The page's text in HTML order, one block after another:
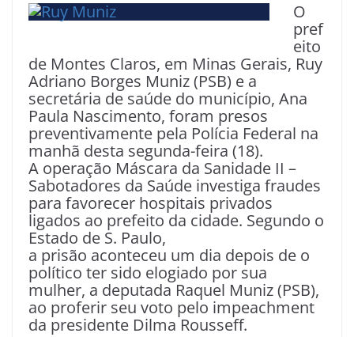
O
pref
eito
de Montes Claros, em Minas Gerais, Ruy
Adriano Borges Muniz (PSB) e a
secretária de saúde do município, Ana
Paula Nascimento, foram presos
preventivamente pela Polícia Federal na
manhã desta segunda-feira (18).
A operação Máscara da Sanidade II –
Sabotadores da Saúde investiga fraudes
para favorecer hospitais privados
ligados ao prefeito da cidade. Segundo o
Estado de S. Paulo,
a prisão aconteceu um dia depois de o
político ter sido elogiado por sua
mulher, a deputada Raquel Muniz (PSB),
ao proferir seu voto pelo impeachment
da presidente Dilma Rousseff.